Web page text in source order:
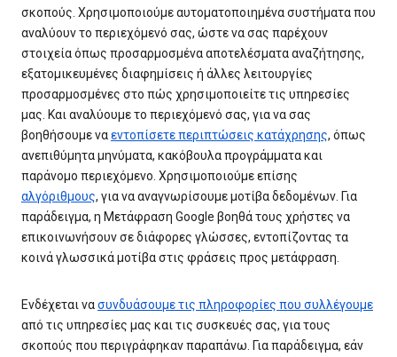
σκοπούς. Χρησιμοποιούμε αυτοματοποιημένα συστήματα που
αναλύουν το περιεχόμενό σας, ώστε να σας παρέχουν
στοιχεία όπως προσαρμοσμένα αποτελέσματα αναζήτησης,
εξατομικευμένες διαφημίσεις ή άλλες λειτουργίες
προσαρμοσμένες στο πώς χρησιμοποιείτε τις υπηρεσίες
μας. Και αναλύουμε το περιεχόμενό σας, για να σας
βοηθήσουμε ναεντοπίσετε περιπτώσεις κατάχρησης, όπως
ανεπιθύμητα μηνύματα, κακόβουλα προγράμματα και
παράνομο περιεχόμενο. Χρησιμοποιούμε επίσης
αλγόριθμους, για να αναγνωρίσουμε μοτίβα δεδομένων. Για
παράδειγμα, η Μετάφραση Google βοηθά τους χρήστες να
επικοινωνήσουν σε διάφορες γλώσσες, εντοπίζοντας τα
κοινά γλωσσικά μοτίβα στις φράσεις προς μετάφραση.
Ενδέχεται νασυνδυάσουμε τις πληροφορίες που συλλέγουμε
από τις υπηρεσίες μας και τις συσκευές σας, για τους
σκοπούς που περιγράφηκαν παραπάνω. Για παράδειγμα, εάν